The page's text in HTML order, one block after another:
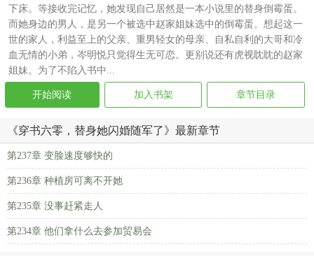
下床。等接收完记忆，她发现自己居然是一本小说里的替身倒霉蛋。
而她身边的男人，是另一个被选中赵家姐妹选中的倒霉蛋。想起这一
世的家人，利益至上的父亲、重男轻女的母亲、自私自利的大哥和冷
血无情的小弟，岑明悦只觉得生无可恋。更别说还有虎视眈眈的赵家
姐妹。为了不陷入书中...
开始阅读 加入书架 章节目录
《穿书六零，替身她闪婚随军了》最新章节
第237章 变脸速度够快的
第236章 种植房可离不开她
第235章 没事赶紧走人
第234章 他们拿什么去参加贸易会